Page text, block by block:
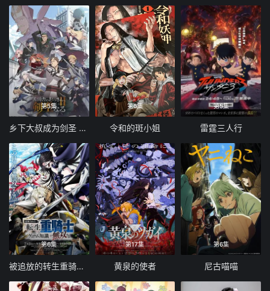
第5集
乡下大叔成为剑圣 第二季
第6集
令和的斑小姐
第5集
雷霆三人行
第6集
被追放的转生重骑士用游戏知识开无双
第17集
黄泉的使者
第6集
尼古喵喵